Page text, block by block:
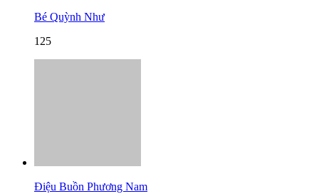
Bé Quỳnh Như
125
Điệu Buồn Phương Nam